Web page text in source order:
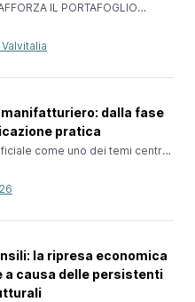
IL PORTAFOGLIO
263 MILIONI DI
RINNOVATI GLI ORGANI
PER IL PROSSIMO
riguarda 94 valvole di
saranno realizzate nello
infrastruttura da 840 km
al Nuovo Messico e
Salva
dalla fase
pratica
come uno dei temi centrali
Reimann, VDMA, illustra
e sviluppi attualiAd AMB, la
per la lavorazione dei metalli
dal 15 al 19 settembre
Artificiale (IA) sarà uno dei tre
Abbiamo discusso con
la ripresa economica
a causa delle persistenti